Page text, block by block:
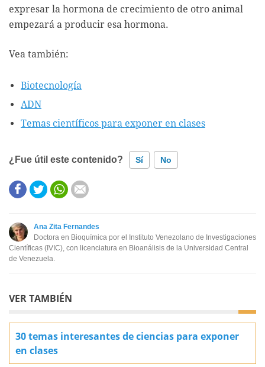
expresar la hormona de crecimiento de otro animal
empezará a producir esa hormona.
Vea también:
Biotecnología
ADN
Temas científicos para exponer en clases
¿Fue útil este contenido? Sí No
Este contenido contiene información incorrecta
Otro
Ana Zita Fernandes
Doctora en Bioquímica por el Instituto Venezolano de Investigaciones
Científicas (IVIC), con licenciatura en Bioanálisis de la Universidad Central
de Venezuela.
VER TAMBIÉN
30 temas interesantes de ciencias para exponer
en clases